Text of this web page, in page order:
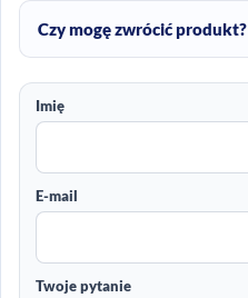
Czy mogę zwrócić produkt?
Imię
E-mail
Twoje pytanie